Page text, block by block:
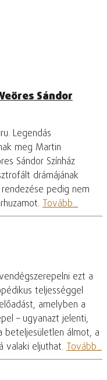
Sándor
Legendás
meg Martin
Sándor Színház
drámájának
pedig nem
Tovább...
ezt a
teljességgel
amelyben a
– ugyanazt jelenti,
beteljesületlen álmot, a
valaki eljuthat. Tovább...